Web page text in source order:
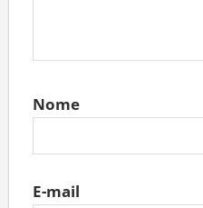
Nome
E-mail